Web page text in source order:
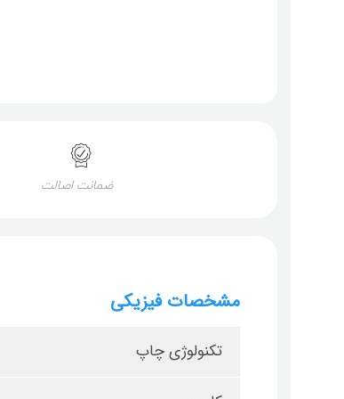
ضمانت اصالت
مشخصات فیزیکی
تکنولوژی چاپ